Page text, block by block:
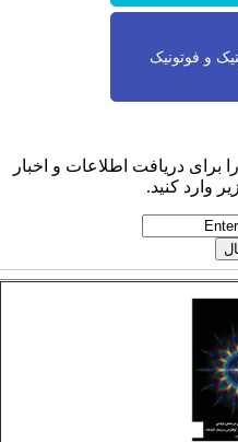
و فوتونیک
دریافت اطلاعات و اخبار
وارد کنید.